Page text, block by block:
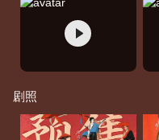
剧照